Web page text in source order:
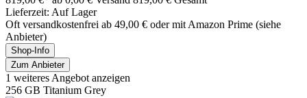
Lieferzeit: Auf Lager
Oft versandkostenfrei ab 49,00 € oder mit Amazon Prime (siehe
Anbieter)
Shop-Info
Zum Anbieter
1 weiteres Angebot anzeigen
256 GB Titanium Grey